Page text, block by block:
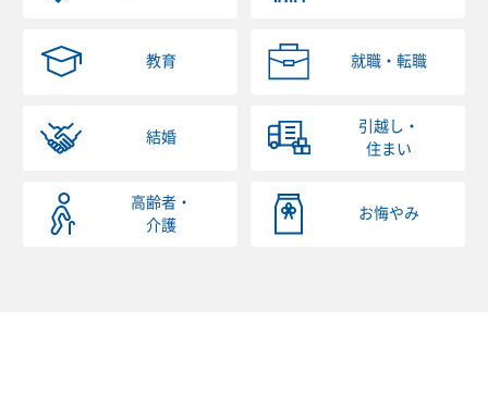
教育 就職・転職
結婚
引越し・
住まい
高齢者・
介護
お悔やみ